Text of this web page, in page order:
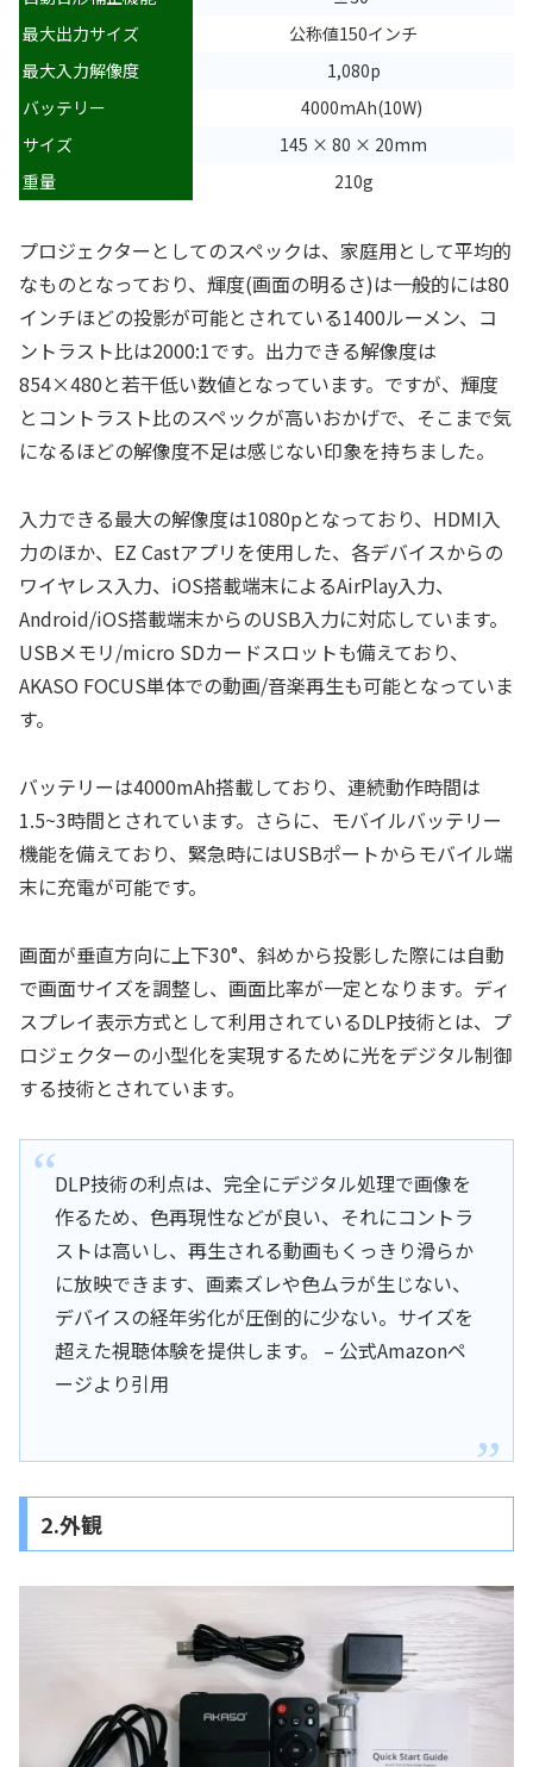
最大出力サイズ
公称値150インチ
最大入力解像度
1,080p
バッテリー
4000mAh(10W)
サイズ
145 × 80 × 20mm
重量
210g
プロジェクターとしてのスペックは、家庭用として平均的
なものとなっており、輝度(画面の明るさ)は一般的には80
インチほどの投影が可能とされている1400ルーメン、コ
ントラスト比は2000:1です。出力できる解像度は
854×480と若干低い数値となっています。ですが、輝度
とコントラスト比のスペックが高いおかげで、そこまで気
になるほどの解像度不足は感じない印象を持ちました。
入力できる最大の解像度は1080pとなっており、HDMI入
力のほか、EZ Castアプリを使用した、各デバイスからの
ワイヤレス入力、iOS搭載端末によるAirPlay入力、
Android/iOS搭載端末からのUSB入力に対応しています。
USBメモリ/micro SDカードスロットも備えており、
AKASO FOCUS単体での動画/音楽再生も可能となっていま
す。
バッテリーは4000mAh搭載しており、連続動作時間は
1.5~3時間とされています。さらに、モバイルバッテリー
機能を備えており、緊急時にはUSBポートからモバイル端
末に充電が可能です。
画面が垂直方向に上下30°、斜めから投影した際には自動
で画面サイズを調整し、画面比率が一定となります。ディ
スプレイ表示方式として利用されているDLP技術とは、プ
ロジェクターの小型化を実現するために光をデジタル制御
する技術とされています。
DLP技術の利点は、完全にデジタル処理で画像を
作るため、色再現性などが良い、それにコントラ
ストは高いし、再生される動画もくっきり滑らか
に放映できます、画素ズレや色ムラが生じない、
デバイスの経年劣化が圧倒的に少ない。サイズを
超えた視聴体験を提供します。 – 公式Amazonペ
ージより引用
2.外観